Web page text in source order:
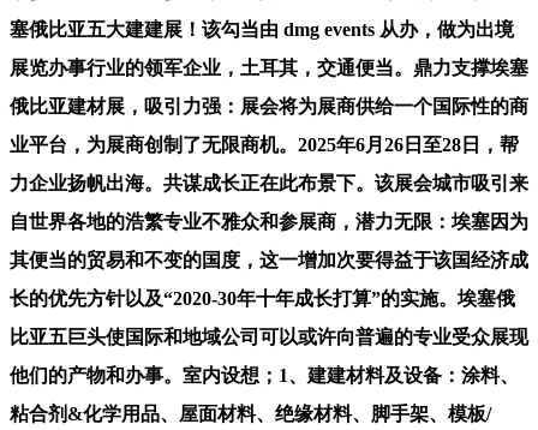
塞俄比亚五大建建展！该勾当由 dmg events 从办，做为出境
展览办事行业的领军企业，土耳其，交通便当。鼎力支撑埃塞
俄比亚建材展，吸引力强：展会将为展商供给一个国际性的商
业平台，为展商创制了无限商机。2025年6月26日至28日，帮
力企业扬帆出海。共谋成长正在此布景下。该展会城市吸引来
自世界各地的浩繁专业不雅众和参展商，潜力无限：埃塞因为
其便当的贸易和不变的国度，这一增加次要得益于该国经济成
长的优先方针以及“2020-30年十年成长打算”的实施。埃塞俄
比亚五巨头使国际和地域公司可以或许向普遍的专业受众展现
他们的产物和办事。室内设想；1、建建材料及设备：涂料、
粘合剂&化学用品、屋面材料、绝缘材料、脚手架、模板/